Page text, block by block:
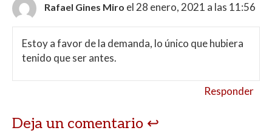
Rafael Gines Miro el 28 enero, 2021 a las 11:56
Estoy a favor de la demanda, lo único que hubiera
tenido que ser antes.
Responder
Deja un comentario